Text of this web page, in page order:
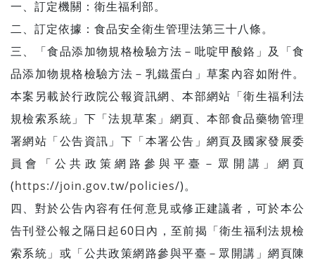
一、訂定機關：衛生福利部。
二、訂定依據：食品安全衛生管理法第三十八條。
三、「食品添加物規格檢驗方法－吡啶甲酸鉻」及「食
品添加物規格檢驗方法－乳鐵蛋白」草案內容如附件。
本案另載於行政院公報資訊網、本部網站「衛生福利法
規檢索系統」下「法規草案」網頁、本部食品藥物管理
署網站「公告資訊」下「本署公告」網頁及國家發展委
員會「公共政策網路參與平臺－眾開講」網頁
(https://join.gov.tw/policies/)。
四、對於公告內容有任何意見或修正建議者，可於本公
告刊登公報之隔日起60日內，至前揭「衛生福利法規檢
索系統」或「公共政策網路參與平臺－眾開講」網頁陳